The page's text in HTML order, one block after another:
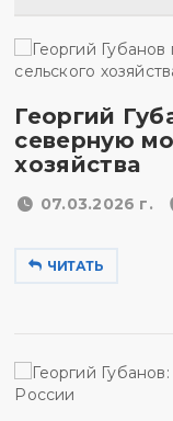
Георгий
северную
хозяйства
07.03.2026 г.
ЧИТАТЬ